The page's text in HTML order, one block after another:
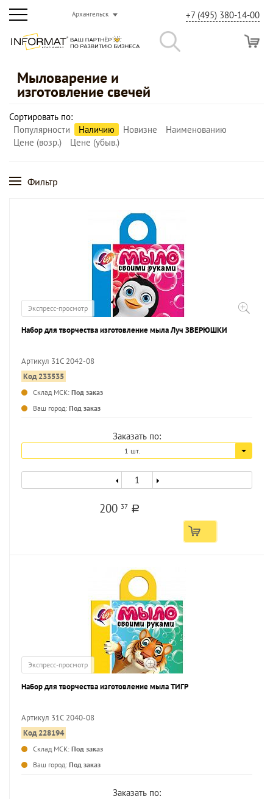
Архангельск +7 (495) 380-14-00
Мыловарение и
изготовление свечей
Сортировать по:
Популярности
Наличию Новизне
Наименованию
Цене (возр.)
Цене (убыв.)
Фильтр
Экспресс-просмотр
Набор для творчества изготовление мыла Луч ЗВЕРЮШКИ
Артикул 31С 2042-08
Код 233535
Склад МСК: Под заказ
Ваш город: Под заказ
Заказать по:
1 шт.
200 37 a
Экспресс-просмотр
Набор для творчества изготовление мыла ТИГР
Артикул 31С 2040-08
Код 228194
Склад МСК: Под заказ
Ваш город: Под заказ
Заказать по: